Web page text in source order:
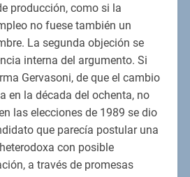
producción, como si la
no fuese también un
La segunda objeción se
interna del argumento. Si
Gervasoni, de que el cambio
en la década del ochenta, no
las elecciones de 1989 se dio
que parecía postular una
con posible
a través de promesas